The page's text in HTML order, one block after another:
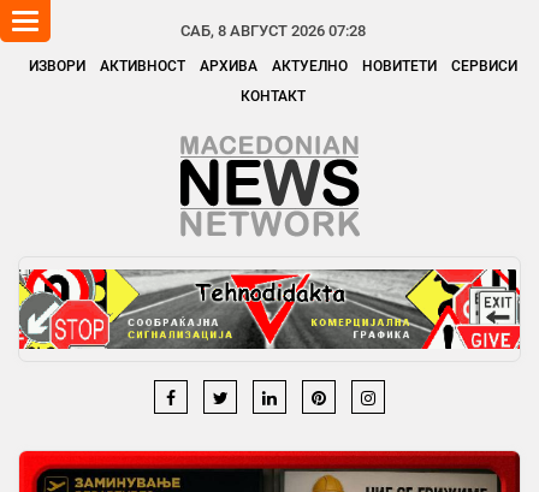
САБ, 8 АВГУСТ 2026 07:28
ИЗВОРИ АКТИВНОСТ АРХИВА АКТУЕЛНО НОВИТЕТИ
СЕРВИСИ
КОНТАКТ
Toggle
navigation